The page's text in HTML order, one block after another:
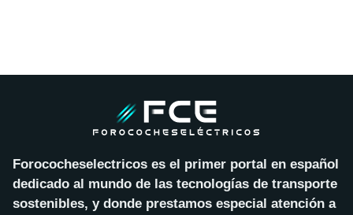
Forococheselectricos es el primer portal en español
dedicado al mundo de las tecnologías de transporte
sostenibles, y donde prestamos especial atención a